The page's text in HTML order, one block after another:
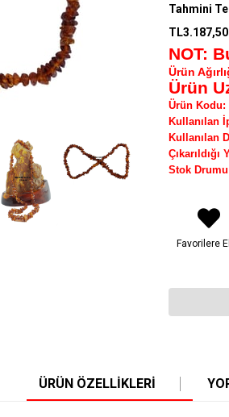
Tahmini
TL3.187,50
NOT:
Ürün
Ürün
Ürün Kodu:
Kullanılan
Kullanılan
Çıkarıldığı
Stok Drumu
Favorilere
ÜRÜN ÖZELLIKLERI